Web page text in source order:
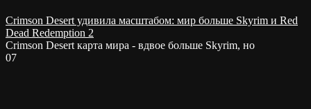
Crimson Desert удивила масштабом: мир больше Skyrim и Red
Dead Redemption 2
Crimson Desert карта мира - вдвое больше Skyrim, но
07